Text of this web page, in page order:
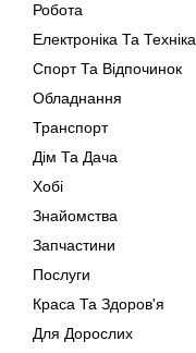
Робота
Електроніка Та Техніка
Спорт Та Відпочинок
Обладнання
Транспорт
Дім Та Дача
Хобі
Знайомства
Запчастини
Послуги
Краса Та Здоров'я
Для Дорослих